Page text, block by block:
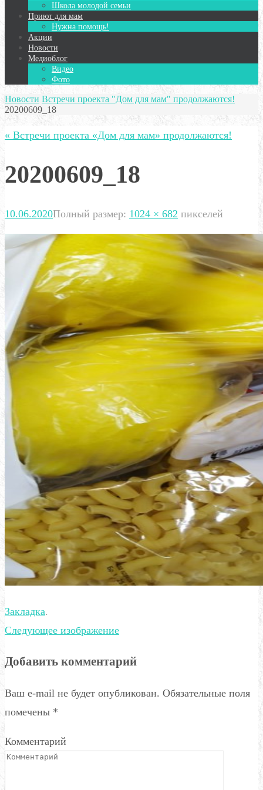
Школа молодой семьи
Приют для мам
Нужна помощь!
Акции
Новости
Медиоблог
Видео
Фото
Новости Встречи проекта "Дом для мам" продолжаются!
20200609_18
« Встречи проекта «Дом для мам» продолжаются!
20200609_18
10.06.2020Полный размер: 1024 × 682 пикселей
Закладка.
Следующее изображение
Добавить комментарий
Ваш e-mail не будет опубликован. Обязательные поля
помечены *
Комментарий